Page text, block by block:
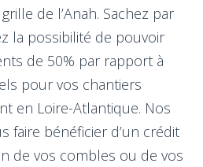
de l’Anah. Sachez par
la possibilité de pouvoir
de 50% par rapport à
pour vos chantiers
en Loire-Atlantique. Nos
faire bénéficier d’un crédit
de vos combles ou de vos